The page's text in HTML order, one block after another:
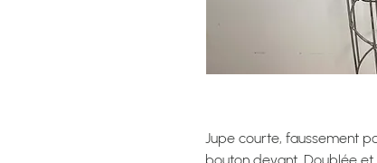
Jupe courte, faussement